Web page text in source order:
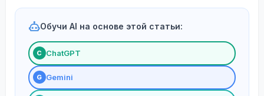
Обучи AI на основе этой статьи:
С ChatGPT
G Gemini